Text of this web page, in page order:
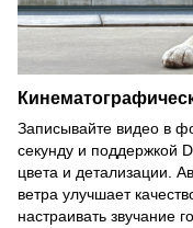
Записывайте видео в
секунду и поддержкой
цвета и детализации.
ветра улучшает
настраивать звучание